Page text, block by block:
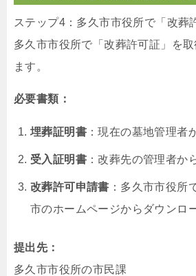
ステップ4：多久市市役所で「改葬
多久市市役所で「改葬許可証」を
ます。
必要書類：
埋葬証明書 ：現在の墓地管理者
受入証明書 ：改葬先の管理者か
改葬許可申請書 ：多久市市役所
市のホームページからダウンロ
提出先：
多久市市役所の市民課